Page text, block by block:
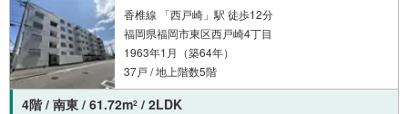
香椎線 「西戸崎」駅 徒歩12分
福岡県福岡市東区西戸崎4丁目
1963年1月（築64年）
37戸 / 地上階数5階
4階 / 南東 / 61.72m2 / 2LDK